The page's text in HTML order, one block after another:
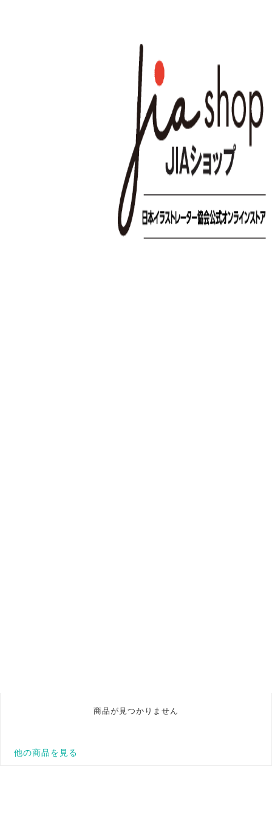
商品が見つかりません
他の商品を見る